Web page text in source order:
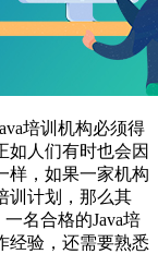
培训机构必须得
如人们有时也会因
样，如果一家机构
训计划，那么其
名合格的Java培
经验，还需要熟悉